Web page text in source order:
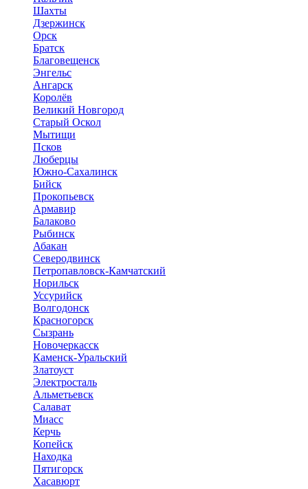
Шахты
Дзержинск
Орск
Братск
Благовещенск
Энгельс
Ангарск
Королёв
Великий Новгород
Старый Оскол
Мытищи
Псков
Люберцы
Южно-Сахалинск
Бийск
Прокопьевск
Армавир
Балаково
Рыбинск
Абакан
Северодвинск
Петропавловск-Камчатский
Норильск
Уссурийск
Волгодонск
Красногорск
Сызрань
Новочеркасск
Каменск-Уральский
Златоуст
Электросталь
Альметьевск
Салават
Миасс
Керчь
Копейск
Находка
Пятигорск
Хасавюрт